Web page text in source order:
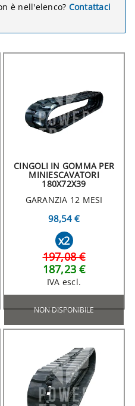
è nell'elenco? Contattaci
CINGOLI IN GOMMA PER
MINIESCAVATORI
180X72X39
GARANZIA 12 MESI
98,54 €
x2
197,08 €
187,23 €
IVA escl.
NON DISPONIBILE